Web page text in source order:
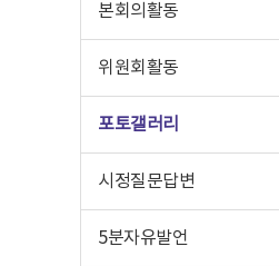
본회의활동
위원회활동
포토갤러리
시정질문답변
5분자유발언